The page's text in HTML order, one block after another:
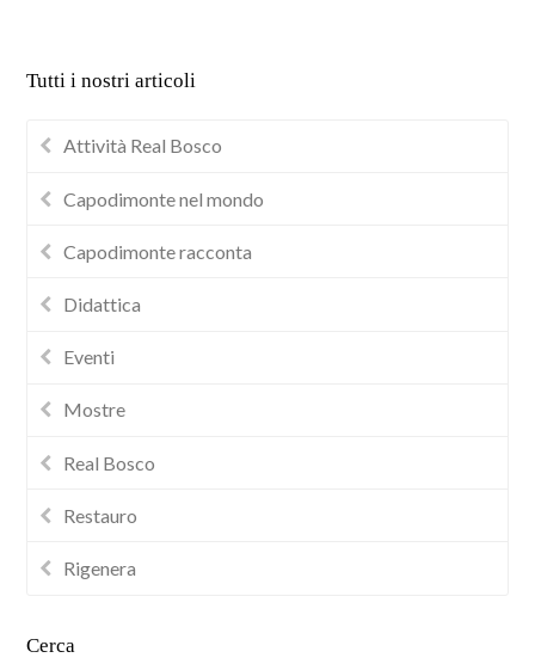
Tutti i nostri articoli
Attività Real Bosco
Capodimonte nel mondo
Capodimonte racconta
Didattica
Eventi
Mostre
Real Bosco
Restauro
Rigenera
Cerca